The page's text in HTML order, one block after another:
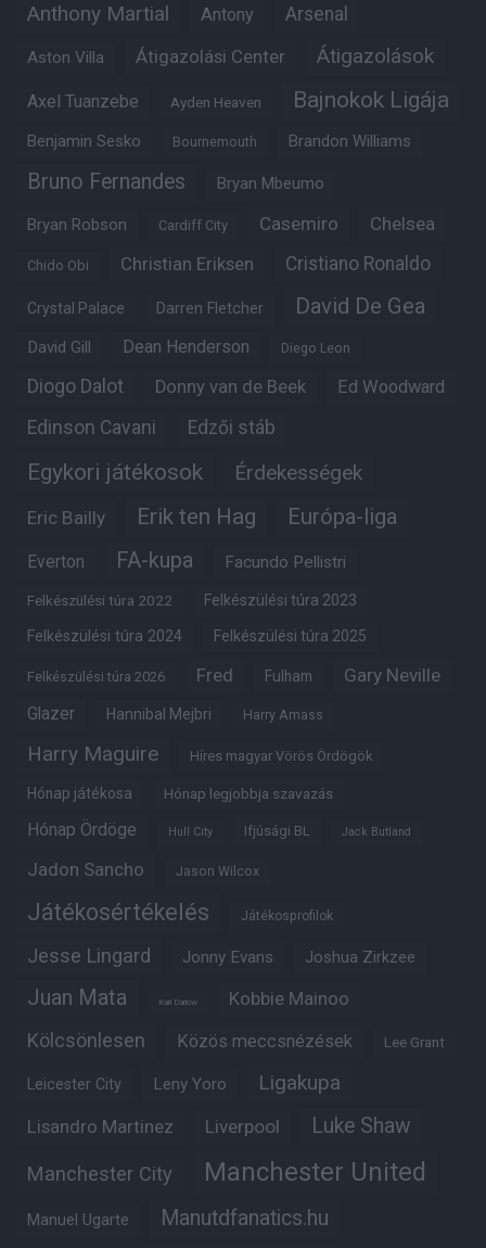
Anthony Martial Antony Arsenal
Aston Villa Átigazolási Center Átigazolások
Axel Tuanzebe Ayden Heaven Bajnokok Ligája
Benjamin Sesko Bournemouth Brandon Williams
Bruno Fernandes Bryan Mbeumo
Bryan Robson Cardiff City Casemiro Chelsea
Chido Obi Christian Eriksen Cristiano Ronaldo
Crystal Palace Darren Fletcher David De Gea
David Gill Dean Henderson Diego Leon
Diogo Dalot Donny van de Beek Ed Woodward
Edinson Cavani Edzői stáb
Egykori játékosok Érdekességek
Eric Bailly Erik ten Hag Európa-liga
Everton FA-kupa Facundo Pellistri
Felkészülési túra 2022 Felkészülési túra 2023
Felkészülési túra 2024 Felkészülési túra 2025
Felkészülési túra 2026 Fred Fulham Gary Neville
Glazer Hannibal Mejbri Harry Amass
Harry Maguire Híres magyar Vörös Ördögök
Hónap játékosa Hónap legjobbja szavazás
Hónap Ördöge Hull City Ifjúsági BL Jack Butland
Jadon Sancho Jason Wilcox
Játékosértékelés Játékosprofilok
Jesse Lingard Jonny Evans Joshua Zirkzee
Juan Mata Karl Darlow Kobbie Mainoo
Kölcsönlesen Közös meccsnézések Lee Grant
Leicester City Leny Yoro Ligakupa
Lisandro Martinez Liverpool Luke Shaw
Manchester City Manchester United
Manuel Ugarte Manutdfanatics.hu